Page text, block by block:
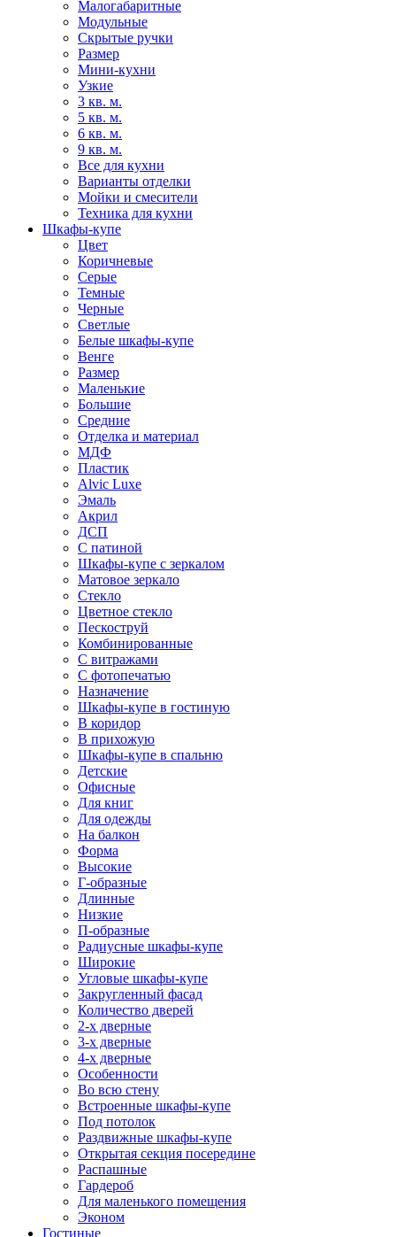
Малогабаритные
Модульные
Скрытые ручки
Размер
Мини-кухни
Узкие
3 кв. м.
5 кв. м.
6 кв. м.
9 кв. м.
Все для кухни
Варианты отделки
Мойки и смесители
Техника для кухни
Шкафы-купе
Цвет
Коричневые
Серые
Темные
Черные
Светлые
Белые шкафы-купе
Венге
Размер
Маленькие
Большие
Средние
Отделка и материал
МДФ
Пластик
Alvic Luxe
Эмаль
Акрил
ДСП
С патиной
Шкафы-купе с зеркалом
Матовое зеркало
Стекло
Цветное стекло
Пескоструй
Комбинированные
С витражами
С фотопечатью
Назначение
Шкафы-купе в гостиную
В коридор
В прихожую
Шкафы-купе в спальню
Детские
Офисные
Для книг
Для одежды
На балкон
Форма
Высокие
Г-образные
Длинные
Низкие
П-образные
Радиусные шкафы-купе
Широкие
Угловые шкафы-купе
Закругленный фасад
Количество дверей
2-х дверные
3-х дверные
4-х дверные
Особенности
Во всю стену
Встроенные шкафы-купе
Под потолок
Раздвижные шкафы-купе
Открытая секция посередине
Распашные
Гардероб
Для маленького помещения
Эконом
Гостиные